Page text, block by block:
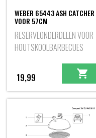
WEBER 65443 ASH CATCHER
VOOR 57CM
RESERVEONDERDELEN VOOR
HOUTSKOOLBARBECUES
19,99